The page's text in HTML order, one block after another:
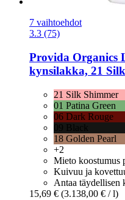
7 vaihtoehdot
3.3 (75)
Provida Organics
kynsilakka, 21
21 Silk Shimmer
01 Patina Green
06 Dark Rouge
18 Golden Pearl
+2
Mieto koostumus
Kuivuu ja
Antaa täydellisen
15,69 € (3.138,00 € / l)